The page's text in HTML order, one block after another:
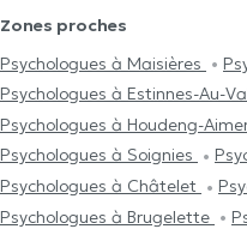
Zones proches
Psychologues à Maisières
Psychologues à Estinnes-Au-
Psychologues à Houdeng-
Psychologues à Soignies
Psychologues à Châtelet
Psychologues à Brugelette